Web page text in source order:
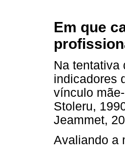
Em que
Na tentativa
indicadores
vínculo
Stoleru,
Jeammet,
Avaliando a